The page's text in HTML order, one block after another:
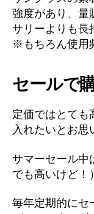
強度があり、量
サリーよりも長
※もちろん使用
セールで
定価ではとて
入れたいとお思
サマーセール中
でも高いけど！）
毎年定期的にセ